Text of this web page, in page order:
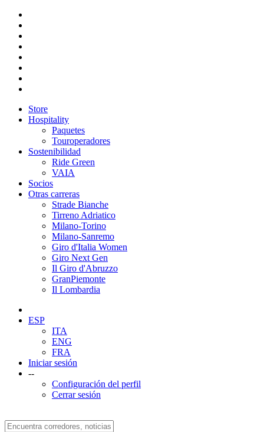
Store
Hospitality
Paquetes
Touroperadores
Sostenibilidad
Ride Green
VAIA
Socios
Otras carreras
Strade Bianche
Tirreno Adriatico
Milano-Torino
Milano-Sanremo
Giro d'Italia Women
Giro Next Gen
Il Giro d'Abruzzo
GranPiemonte
Il Lombardia
ESP
ITA
ENG
FRA
Iniciar sesión
--
Configuración del perfil
Cerrar sesión